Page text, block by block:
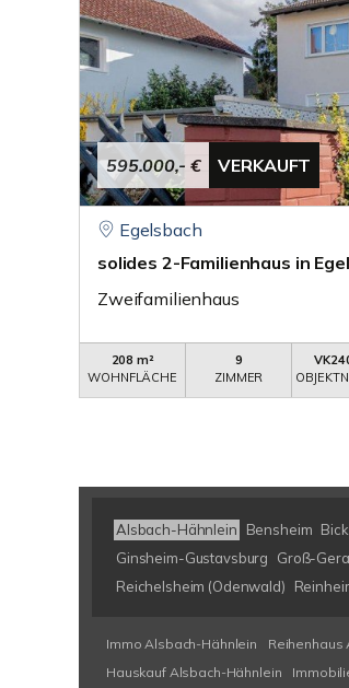
595.000,- € VERKAUFT
Egelsbach
solides 2-Familienhaus in
Zweifamilienhaus
208 m²
WOHNFLÄCHE
9
ZIMMER
Alsbach-Hähnlein Bensheim
Ginsheim-Gustavsburg
Groß-
Reichelsheim (Odenwald)
Immo Alsbach-Hähnlein Reihenhaus
Hauskauf Alsbach-Hähnlein